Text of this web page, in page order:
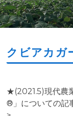
クビアカガ
★(2021.5)現代農
®」についての